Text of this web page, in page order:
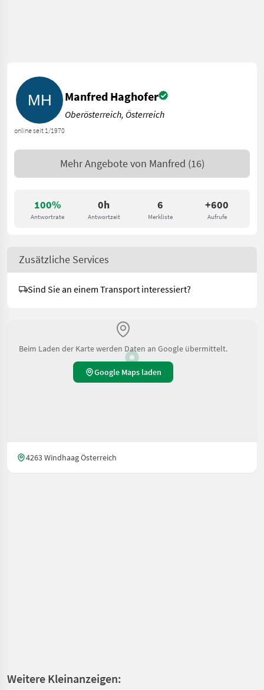
100%
Antwortrate
0h
Antwortzeit
6
Merkliste
+600
Aufrufe
online seit 1/1970
Manfred Haghofer
Oberösterreich, Österreich
Mehr Angebote von Manfred (16)
Zusätzliche Services
Sind Sie an einem Transport interessiert?
Beim Laden der Karte werden Daten an Google übermittelt.
Google Maps laden
4263 Windhaag Österreich
Weitere Kleinanzeigen: